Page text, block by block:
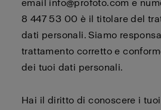
email info@profoto.com e
8 447 53 00 è il titolare del
dati personali. Siamo
trattamento corretto e
dei tuoi dati personali.
Hai il diritto di conoscere i